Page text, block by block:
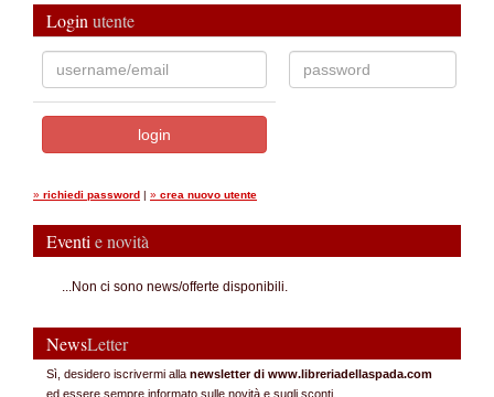
Login utente
» richiedi password | » crea nuovo utente
Eventi e novità
...Non ci sono news/offerte disponibili.
NewsLetter
Sì, desidero iscrivermi alla newsletter di www.libreriadellaspada.com
ed essere sempre informato sulle novità e sugli sconti.